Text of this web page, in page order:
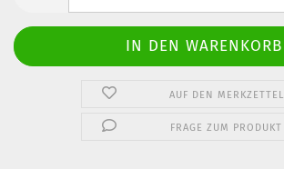
AUF DEN MERKZETTEL
FRAGE ZUM PRODUKT